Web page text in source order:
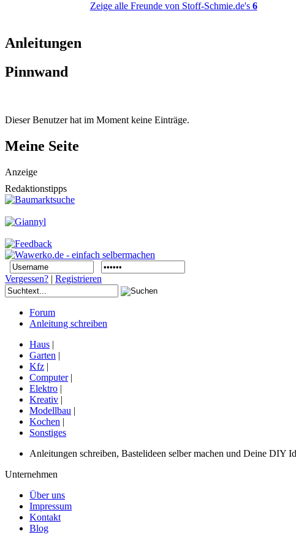
Zeige alle Freunde von Stoff-Schmie.de's 6
Anleitungen
Pinnwand
Dieser Benutzer hat im Moment keine Einträge.
Meine Seite
Anzeige
Redaktionstipps
Vergessen? | Registrieren
Forum
Anleitung schreiben
Haus |
Garten |
Kfz |
Computer|
Elektro |
Kreativ |
Modellbau |
Kochen |
Sonstiges
Anleitungen schreiben, Bastelideen selber machen und Deine DIY
Unternehmen
Über uns
Impressum
Kontakt
Blog